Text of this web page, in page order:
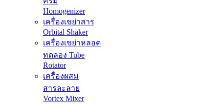
Homogenizer
เครื่องเขย่าสาร
Orbital Shaker
เครื่องเขย่าหลอด
ทดลอง Tube
Rotator
เครื่องผสม
สารละลาย
Vortex Mixer